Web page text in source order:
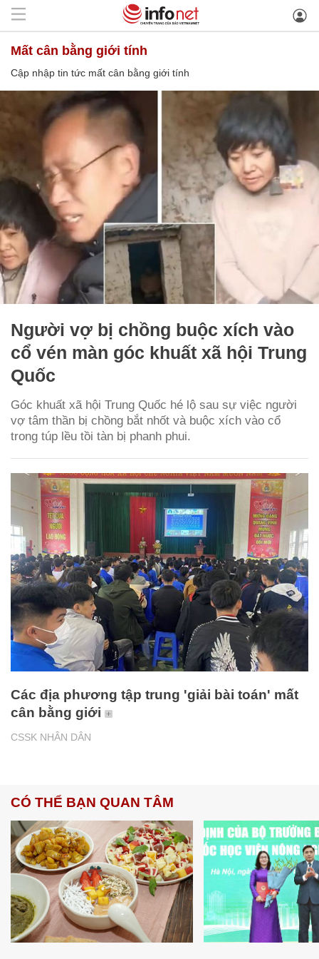
mất cân bằng giới tính
Cập nhập tin tức mất cân bằng giới tính
Người vợ bị chồng buộc xích vào
cổ vén màn góc khuất xã hội Trung
Quốc
Góc khuất xã hội Trung Quốc hé lộ sau sự việc người
vợ tâm thần bị chồng bắt nhốt và buộc xích vào cổ
trong túp lều tồi tàn bị phanh phui.
CSSK NHÂN DÂN
Các địa phương tập trung 'giải bài toán' mất
cân bằng giới
CÓ THỂ BẠN QUAN TÂM